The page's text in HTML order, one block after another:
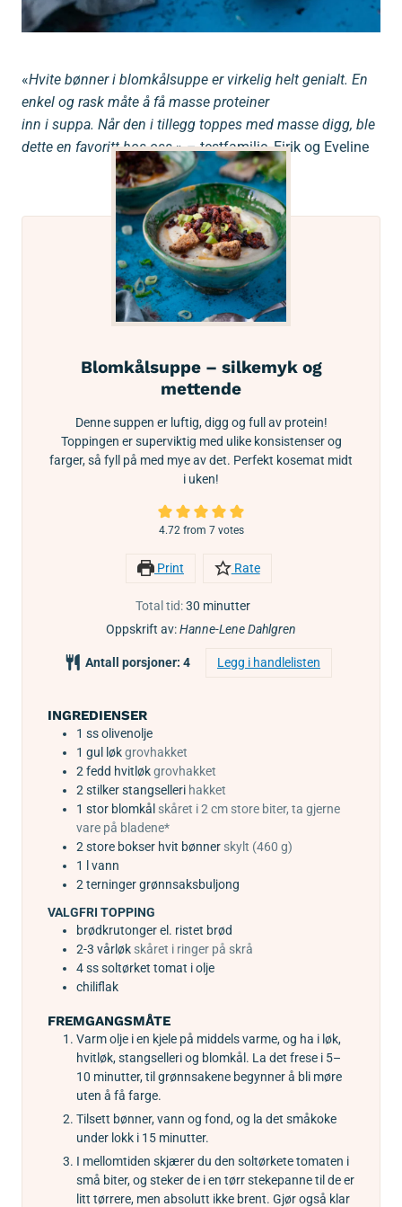
«Hvite bønner i blomkålsuppe er virkelig helt genialt. En
enkel og rask måte å få masse proteiner
inn i suppa. Når den i tillegg toppes med masse digg, ble
dette en favoritt hos oss.» – testfamilie, Eirik og Eveline
Blomkålsuppe – silkemyk og
mettende
Denne suppen er luftig, digg og full av protein!
Toppingen er superviktig med ulike konsistenser og
farger, så fyll på med mye av det. Perfekt kosemat midt
i uken!
4.72from 7votes
Print Rate
Total tid:30 minutter
Oppskrift av:Hanne-Lene Dahlgren
Antall porsjoner: 4 Legg i handlelisten
INGREDIENSER
1 ssolivenolje
1 gul løkgrovhakket
2fedd hvitløkgrovhakket
2stilkerstangselleri hakket
1 stor blomkål skåret i 2 cm store biter, ta gjerne
vare på bladene*
2store bokser hvit bønner skylt (460 g)
1
vann
2terninger grønnsaksbuljong
VALGFRI TOPPING
brødkrutonger el. ristet brød
2-3 vårløk skåret i ringer på skrå
4sssoltørket tomat i olje
chiliflak
FREMGANGSMÅTE
Varm olje i en kjele på middels varme, og ha i løk,
hvitløk, stangselleri og blomkål. La det frese i 5–
10 minutter, til grønnsakene begynner å bli møre
uten å få farge.
Tilsett bønner, vann og fond, og la det småkoke
under lokk i 15 minutter.
I mellomtiden skjærer du den soltørkete tomaten i
små biter, og steker de i en tørr stekepanne til de er
litt tørrere, men absolutt ikke brent. Gjør også klar